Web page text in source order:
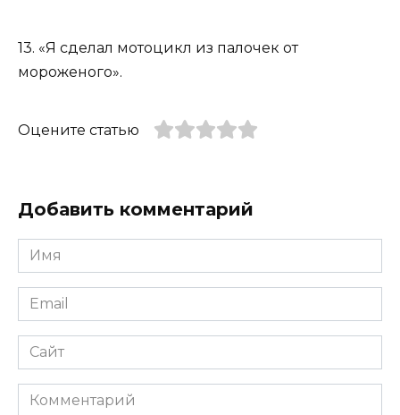
13. «Я сделал мотоцикл из палочек от
мороженого».
Оцените статью
Добавить комментарий
Имя
*
Email
*
Сайт
Комментарий